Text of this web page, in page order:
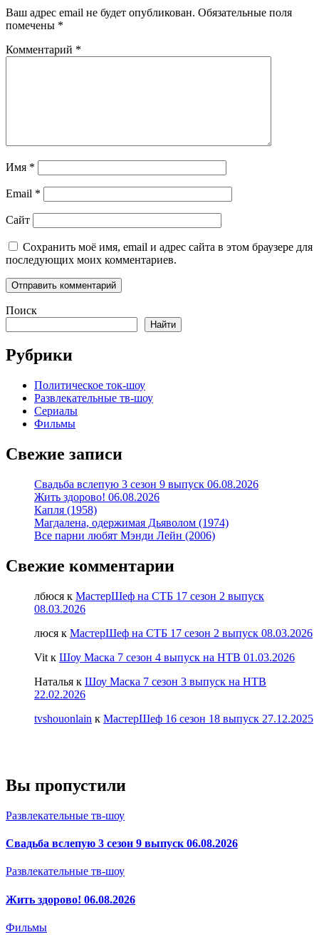
Ваш адрес email не будет опубликован. Обязательные поля
помечены *
Комментарий *
Имя *
Email *
Сайт
Сохранить моё имя, email и адрес сайта в этом браузере для
последующих моих комментариев.
Поиск
Найти
Рубрики
Политическое ток-шоу
Развлекательные тв-шоу
Сериалы
Фильмы
Свежие записи
Свадьба вслепую 3 сезон 9 выпуск 06.08.2026
Жить здорово! 06.08.2026
Капля (1958)
Магдалена, одержимая Дьяволом (1974)
Все парни любят Мэнди Лейн (2006)
Свежие комментарии
лбюся к МастерШеф на СТБ 17 сезон 2 выпуск
08.03.2026
люся к МастерШеф на СТБ 17 сезон 2 выпуск 08.03.2026
Vit к Шоу Маска 7 сезон 4 выпуск на НТВ 01.03.2026
Наталья к Шоу Маска 7 сезон 3 выпуск на НТВ
22.02.2026
tvshouonlain к МастерШеф 16 сезон 18 выпуск 27.12.2025
Вы пропустили
Развлекательные тв-шоу
Свадьба вслепую 3 сезон 9 выпуск 06.08.2026
Развлекательные тв-шоу
Жить здорово! 06.08.2026
Фильмы